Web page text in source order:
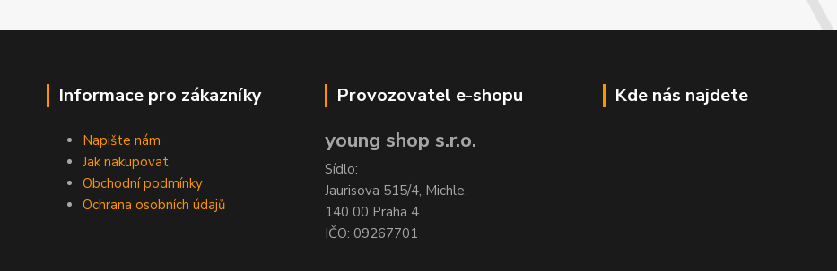
Informace pro zákazníky
Napište nám
Jak nakupovat
Obchodní podmínky
Ochrana osobních údajů
Provozovatel e-shopu
young shop s.r.o.
Sídlo:
Jaurisova 515/4, Michle,
140 00 Praha 4
IČO: 09267701
Kde nás najdete